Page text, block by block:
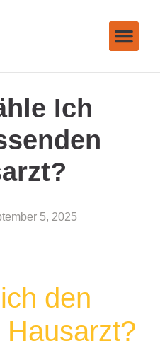
Ich
5, 2025
den